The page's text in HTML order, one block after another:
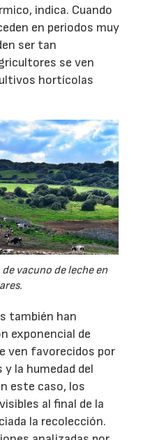
indica. Cuando
en periodos muy
ser tan
se ven
hortícolas
vacuno de leche en
también han
exponencial de
ven favorecidos por
la humedad del
este caso, los
al final de la
la recolección.